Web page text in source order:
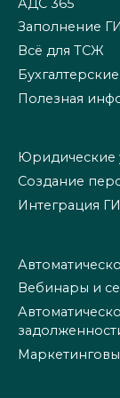
АДС 365
Заполнение
Всё для ТСЖ
Полезная
Юридические
Создание
Интеграция
Вебинары и